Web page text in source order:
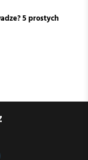
5 prostych